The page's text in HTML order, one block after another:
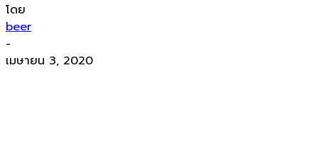
โดย
beer
-
เมษายน 3, 2020